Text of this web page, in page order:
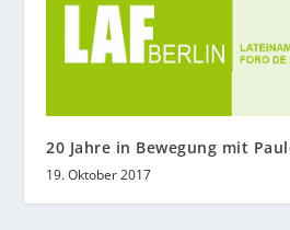
20 Jahre in Bewegung mit
19. Oktober 2017